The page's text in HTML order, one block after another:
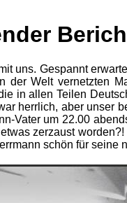
uns. Gespannt
Welt vernetzten
in allen Teilen
herrlich, aber unser
Vater um 22.00
zerzaust
schön für seine